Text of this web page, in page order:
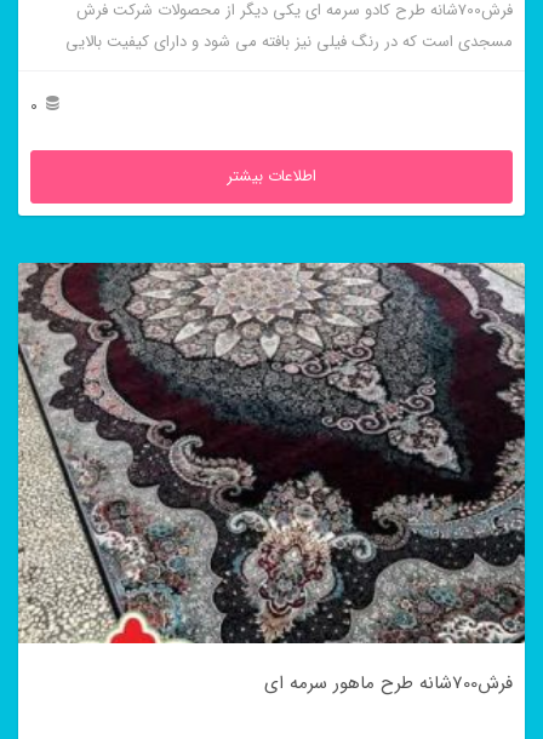
فرش700شانه طرح کادو سرمه ای یکی دیگر از محصولات شرکت فرش
مسجدی است که در رنگ فیلی نیز بافته می شود و دارای کیفیت بالایی
0
اطلاعات بیشتر
فرش700شانه طرح ماهور سرمه ای